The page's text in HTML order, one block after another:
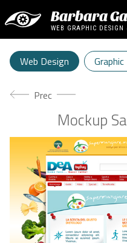
Barbara
WEB GRAPHIC DESIGN
Web Design
Articolo precedente:
Prec
Mockup